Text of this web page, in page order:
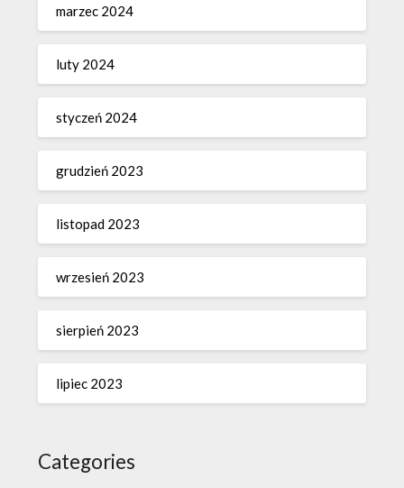
marzec 2024
luty 2024
styczeń 2024
grudzień 2023
listopad 2023
wrzesień 2023
sierpień 2023
lipiec 2023
Categories